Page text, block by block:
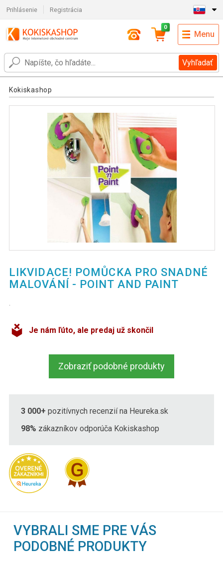
Prihlásenie Registrácia
Vyhľadať
0
Menu
Kokiskashop
LIKVIDACE! POMŮCKA PRO SNADNÉ
MALOVÁNÍ - POINT AND PAINT
Je nám ľúto, ale predaj už skončil
Zobraziť podobné produkty
3 000+ pozitívnych recenzií na Heureka.sk
98% zákazníkov odporúča Kokiskashop
VYBRALI SME PRE VÁS
PODOBNÉ PRODUKTY